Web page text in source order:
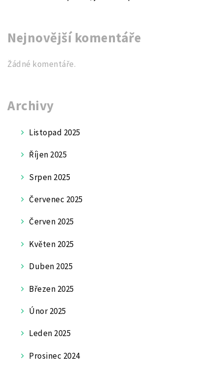
Nejnovější komentáře
Žádné komentáře.
Archivy
Listopad 2025
Říjen 2025
Srpen 2025
Červenec 2025
Červen 2025
Květen 2025
Duben 2025
Březen 2025
Únor 2025
Leden 2025
Prosinec 2024